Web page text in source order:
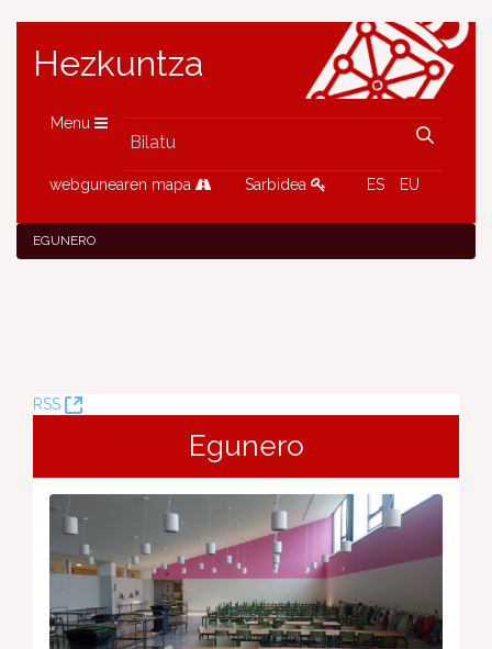
Hezkuntza
Menu
webgunearen mapa Sarbidea ES EU
EGUNERO
RSS
(Leiho
Egunero